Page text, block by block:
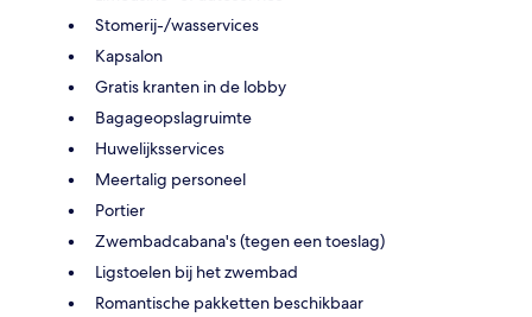
Stomerij-/wasservices
Kapsalon
Gratis kranten in de lobby
Bagageopslagruimte
Huwelijksservices
Meertalig personeel
Portier
Zwembadcabana's (tegen een toeslag)
Ligstoelen bij het zwembad
Romantische pakketten beschikbaar